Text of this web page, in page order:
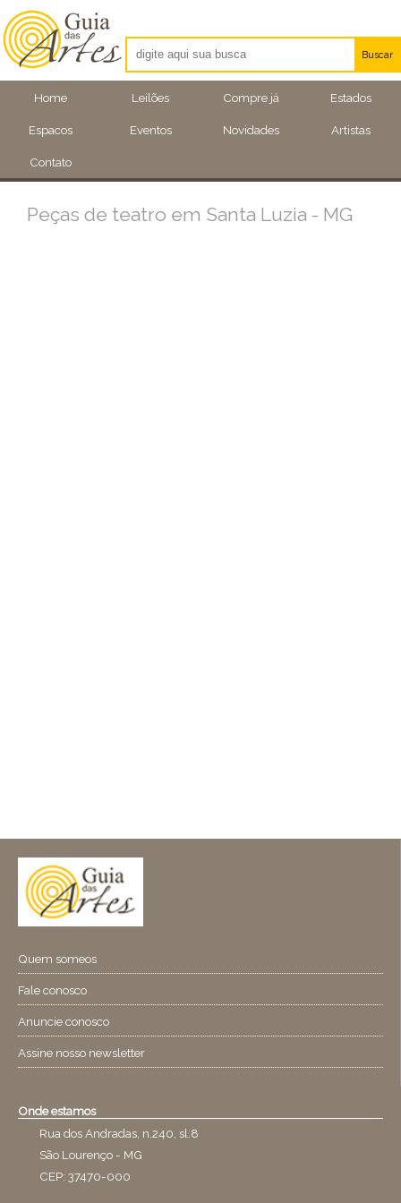
Home Leilões Compre já Estados
Espacos Eventos Novidades Artistas
Contato
Buscar
Artistas
Eventos
Peças de teatro em Santa Luzia - MG
Quem someos
Fale conosco
Anuncie conosco
Assine nosso newsletter
Onde estamos
Rua dos Andradas, n.240, sl.8
São Lourenço - MG
CEP: 37470-000